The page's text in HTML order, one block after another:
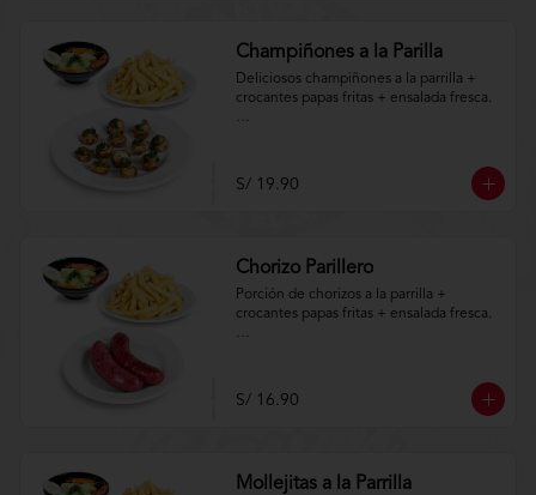
Champiñones a la Parilla
Deliciosos champiñones a la parrilla +
crocantes papas fritas + ensalada fresca.
m/TYCGenerales
S/ 19.90
Chorizo Parillero
Porción de chorizos a la parrilla +
crocantes papas fritas + ensalada fresca.
m/TYCGenerales
S/ 16.90
Mollejitas a la Parrilla